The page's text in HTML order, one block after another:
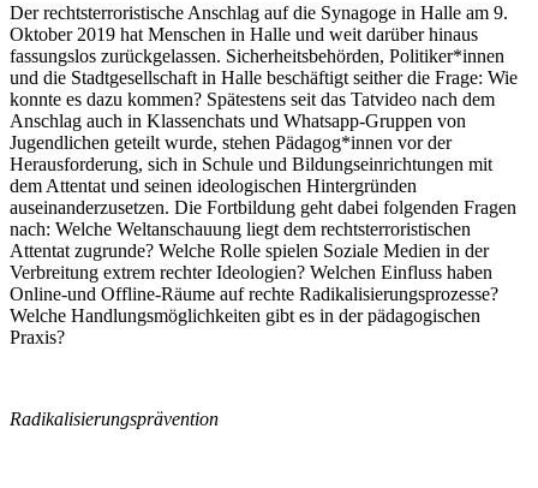
Der rechtsterroristische Anschlag auf die Synagoge in Halle am 9.
Oktober 2019 hat Menschen in Halle und weit darüber hinaus
fassungslos zurückgelassen. Sicherheitsbehörden, Politiker*innen
und die Stadtgesellschaft in Halle beschäftigt seither die Frage: Wie
konnte es dazu kommen? Spätestens seit das Tatvideo nach dem
Anschlag auch in Klassenchats und Whatsapp-Gruppen von
Jugendlichen geteilt wurde, stehen Pädagog*innen vor der
Herausforderung, sich in Schule und Bildungseinrichtungen mit
dem Attentat und seinen ideologischen Hintergründen
auseinanderzusetzen. Die Fortbildung geht dabei folgenden Fragen
nach: Welche Weltanschauung liegt dem rechtsterroristischen
Attentat zugrunde? Welche Rolle spielen Soziale Medien in der
Verbreitung extrem rechter Ideologien? Welchen Einfluss haben
Online-und Offline-Räume auf rechte Radikalisierungsprozesse?
Welche Handlungsmöglichkeiten gibt es in der pädagogischen
Praxis?
Radikalisierungsprävention